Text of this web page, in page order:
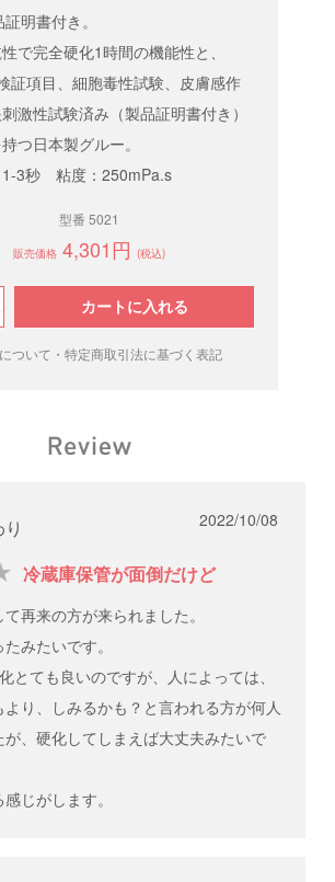
明書付き。
で完全硬化1時間の機能性と、
証項目、細胞毒性試験、皮膚感作
激性試験済み（製品証明書付き）
つ日本製グルー。
1-3秒 粘度：250mPa.s
型番 5021
販売価格 4,301円(税込)
カートに入れる
ついて・特定商取引法に基づく表記
冷蔵庫保管が面倒だけど
2022/10/08
再来の方が来られました。
みたいです。
とても良いのですが、人によっては、
り、しみるかも？と言われる方が何人
、硬化してしまえば大丈夫みたいで
じがします。